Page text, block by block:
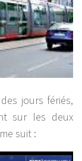
jours fériés,
sur les deux
suit :